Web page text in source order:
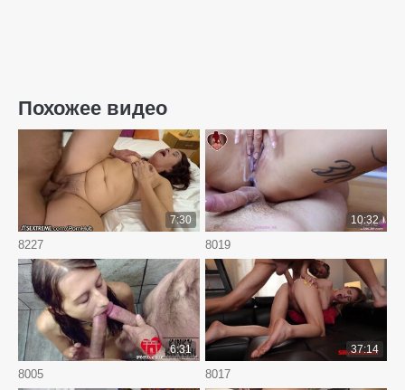
Похожее видео
8227
7:30
8019
10:32
8005
6:31
8017
37:14